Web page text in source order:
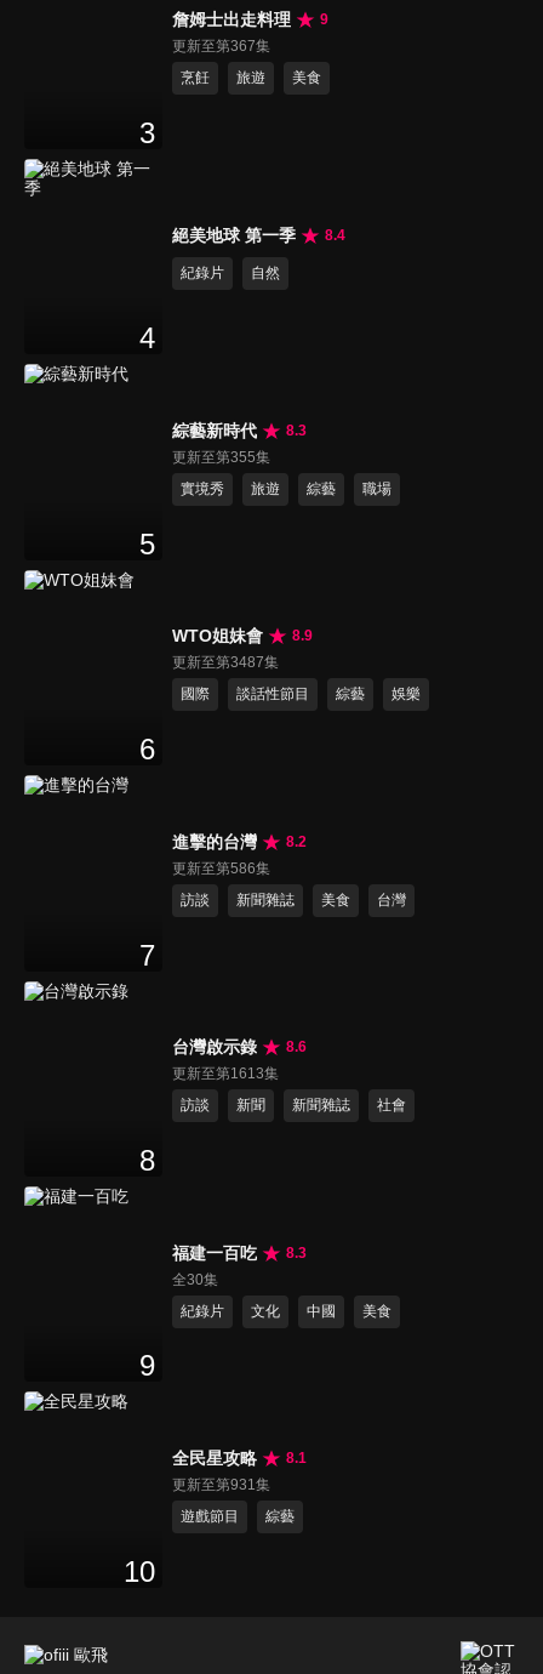
3
詹姆士出走料理
9
更新至第367集
烹飪
旅遊 美食
4
絕美地球 第一季 8.4
紀錄片 自然
5
綜藝新時代
8.3
更新至第355集
實境秀
旅遊 綜藝 職場
6
WTO姐妹會
8.9
更新至第3487集
國際
談話性節目 綜藝 娛樂
7
進擊的台灣
8.2
更新至第586集
訪談
新聞雜誌 美食 台灣
8
台灣啟示錄
8.6
更新至第1613集
訪談
新聞 新聞雜誌 社會
9
福建一百吃
8.3
全30集
紀錄片
文化 中國 美食
10
全民星攻略
8.1
更新至第931集
遊戲節目
綜藝